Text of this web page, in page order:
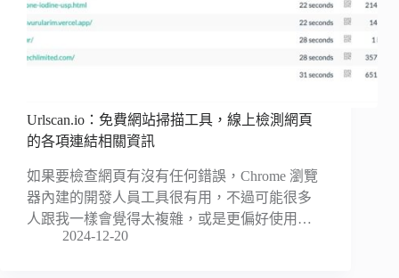
Urlscan.io：免費網站掃描工具，線上檢測網頁
的各項連結相關資訊
如果要檢查網頁有沒有任何錯誤，Chrome 瀏覽
器內建的開發人員工具很有用，不過可能很多
人跟我一樣會覺得太複雜，或是更偏好使用…
2024-12-20